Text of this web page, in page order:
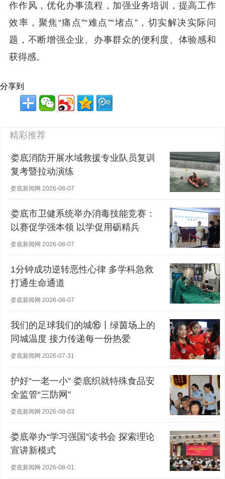
作作风，优化办事流程，加强业务培训，提高工作
效率，聚焦“痛点”“难点”“堵点”，切实解决实际问
题，不断增强企业、办事群众的便利度、体验感和
获得感。
分享到
精彩推荐
娄底消防开展水域救援专业队员复训
复考暨拉动演练
娄底新闻网 2026-08-07
娄底市卫健系统举办消毒技能竞赛：
以赛促学强本领 以学促用砺精兵
娄底新闻网 2026-08-07
1分钟成功逆转恶性心律 多学科急救
打通生命通道
娄底新闻网 2026-08-07
我们的足球我们的城⑯丨绿茵场上的
同城温度 接力传递每一份热爱
娄底新闻网 2026-07-31
护好“一老一小” 娄底织就特殊食品安
全监管“三防网”
娄底新闻网 2026-08-03
娄底举办“学习强国”读书会 探索理论
宣讲新模式
娄底新闻网 2026-08-01